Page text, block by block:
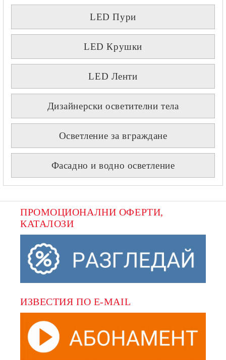
LED Пури
LED Крушки
LED Ленти
Дизайнерски осветителни тела
Осветление за вграждане
Фасадно и водно осветление
ПРОМОЦИОНАЛНИ ОФЕРТИ,
КАТАЛОЗИ
ИЗВЕСТИЯ ПО E-MAIL